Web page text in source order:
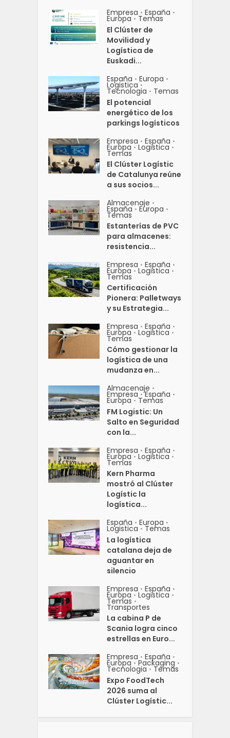
Empresa • España •
Europa • Temas
El Clúster de
Movilidad y
Logística de
Euskadi...
España • Europa •
Logistica •
Tecnologia • Temas
El potencial
energético de los
parkings logísticos
Empresa • España •
Europa • Logistica •
Temas
El Clúster Logístic
de Catalunya reúne
a sus socios...
Almacenaje •
España • Europa •
Temas
Estanterías de PVC
para almacenes:
resistencia...
Empresa • España •
Europa • Logistica •
Temas
Certificación
Pionera: Palletways
y su Estrategia...
Empresa • España •
Europa • Logistica •
Temas
Cómo gestionar la
logística de una
mudanza en...
Almacenaje •
Empresa • España •
Europa • Temas
FM Logistic: Un
Salto en Seguridad
con la...
Empresa • España •
Europa • Logistica •
Temas
Kern Pharma
mostró al Clúster
Logístic la
logística...
España • Europa •
Logistica • Temas
La logística
catalana deja de
aguantar en
silencio
Empresa • España •
Europa • Logistica •
Temas •
Transportes
La cabina P de
Scania logra cinco
estrellas en Euro...
Empresa • España •
Europa • Packaging •
Tecnologia • Temas
Expo FoodTech
2026 suma al
Clúster Logístic...